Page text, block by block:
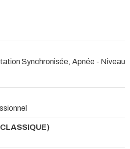
Synchronisée, Apnée - Niveau